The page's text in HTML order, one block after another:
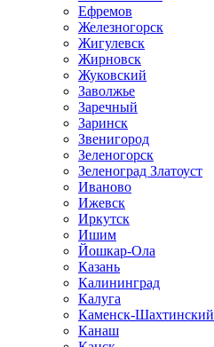
Ефремов
Железногорск
Жигулевск
Жирновск
Жуковский
Заволжье
Заречный
Заринск
Звенигород
Зеленогорск
Зеленоград Златоуст
Иваново
Ижевск
Иркутск
Ишим
Йошкар-Ола
Казань
Калининград
Калуга
Каменск-Шахтинский
Канаш